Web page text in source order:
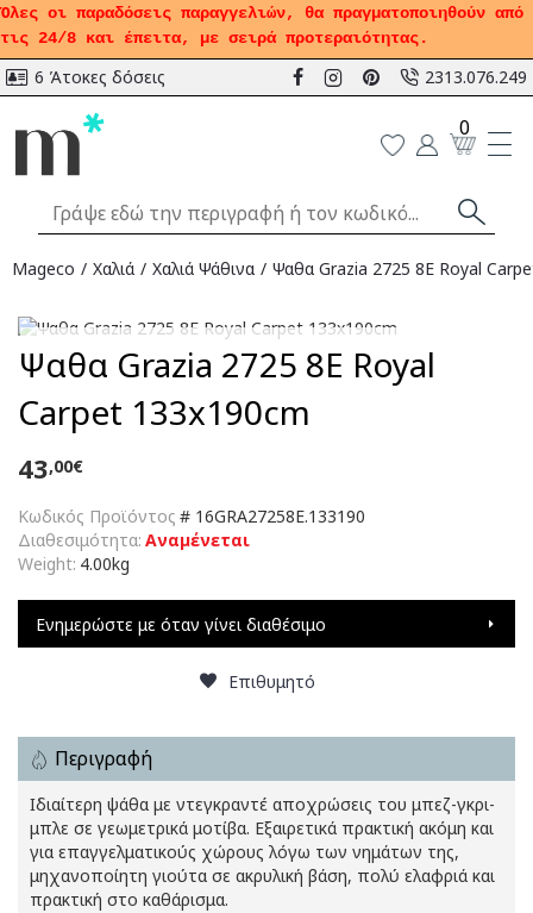
Όλες οι παραδόσεις παραγγελιών, θα πραγματοποιηθούν από
τις 24/8 και έπειτα, με σειρά προτεραιότητας.
6 Άτοκες δόσεις 2313.076.249
0
Mageco Χαλιά Χαλιά Ψάθινα Ψαθα Grazia 2725 8E Royal
Αναμένεται
Ψαθα Grazia 2725 8E Royal
Carpet 133x190cm
Κωδικός Προϊόντος # 16GRA27258E.133190
Διαθεσιμότητα: Αναμένεται
Weight: 4.00kg
43,00€
Ενημερώστε με όταν γίνει διαθέσιμο
Επιθυμητό
Περιγραφή
Ιδιαίτερη ψάθα με ντεγκραντέ αποχρώσεις του μπεζ-γκρι-
μπλε σε γεωμετρικά μοτίβα. Εξαιρετικά πρακτική ακόμη και
για επαγγελματικούς χώρους λόγω των νημάτων της,
μηχανοποίητη γιούτα σε ακρυλική βάση, πολύ ελαφριά και
πρακτική στο καθάρισμα.